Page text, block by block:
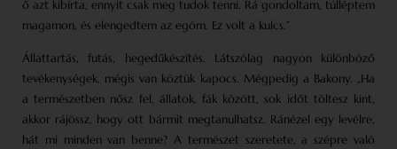
ő azt kibírta, ennyit csak meg tudok tenni. Rá gondoltam, túlléptem
magamon, és elengedtem az egóm. Ez volt a kulcs.”
Állattartás, futás, hegedűkészítés. Látszólag nagyon különböző
tevékenységek, mégis van köztük kapocs. Mégpedig a Bakony. „Ha
a természetben nősz fel, állatok, fák között, sok időt töltesz kint,
akkor rájössz, hogy ott bármit megtanulhatsz. Ránézel egy levélre,
hát mi minden van benne? A természet szeretete, a szépre való